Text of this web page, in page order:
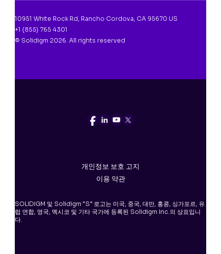
10951 White Rock Rd, Rancho Cordova, CA 95670 US
+1 (855) 765 4301
© Solidigm 2026. All rights reserved
개인정보 보호 고지
이용 약관
SOLIDIGM 및 Solidigm “S” 로고는 미국, 중국, 대만, 홍콩, 싱가포르, 유
럽 연합, 영국, 멕시코 및 기타 국가에 등록된 Solidigm Inc.의 상표입니
다.